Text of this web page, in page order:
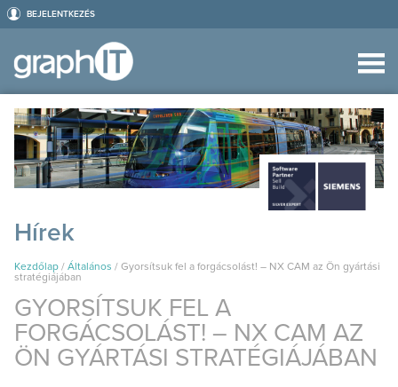
BEJELENTKEZÉS
Hírek
Kezdőlap / Általános / Gyorsítsuk fel a forgácsolást! – NX CAM az Ön gyártási
stratégiájában
GYORSÍTSUK FEL A
FORGÁCSOLÁST! – NX CAM AZ
ÖN GYÁRTÁSI STRATÉGIÁJÁBAN